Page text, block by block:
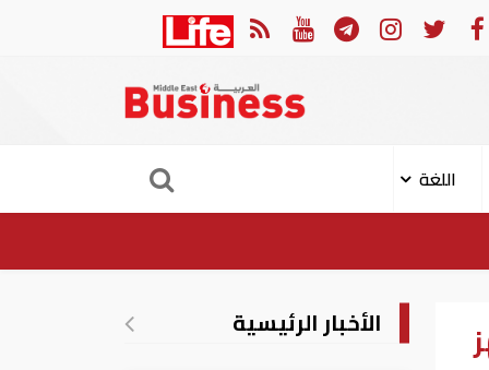
عربية وإسلامية يصدرون بيانا مشتركا بشأن الانتهاكات الإسرائيلية في غزة
اللغة
الأخبار الرئيسية